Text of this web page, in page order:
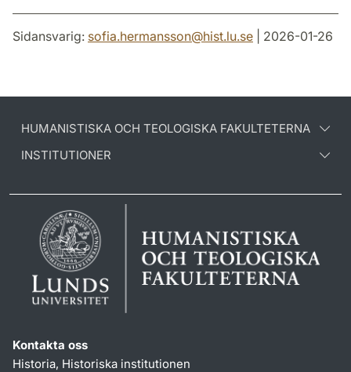
Sidansvarig: sofia.hermansson@hist.lu.se | 2026-01-26
HUMANISTISKA OCH TEOLOGISKA FAKULTETERNA
INSTITUTIONER
Kontakta oss
Historia, Historiska institutionen